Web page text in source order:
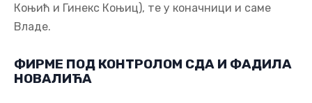
Коњић и Гинекс Коњиц), те у коначници и саме
Владе.
ФИРМЕ ПОД КОНТРОЛОМ СДА И ФАДИЛА
НОВАЛИЋА